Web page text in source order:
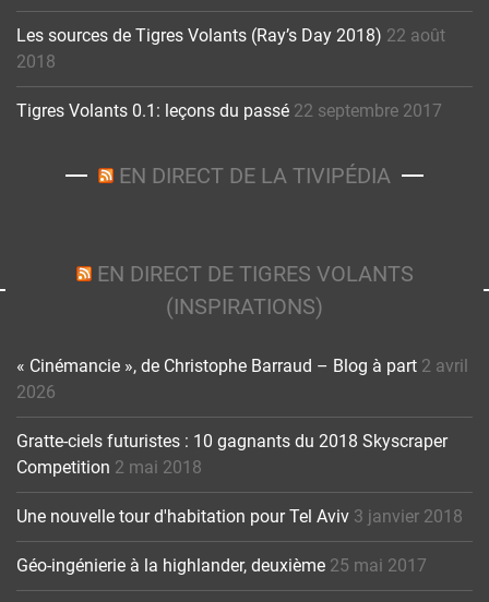
Les sources de Tigres Volants (Ray’s Day 2018) 22 août
2018
Tigres Volants 0.1: leçons du passé 22 septembre 2017
EN DIRECT DE LA TIVIPÉDIA
EN DIRECT DE TIGRES VOLANTS
(INSPIRATIONS)
« Cinémancie », de Christophe Barraud – Blog à part 2 avril
2026
Gratte-ciels futuristes : 10 gagnants du 2018 Skyscraper
Competition 2 mai 2018
Une nouvelle tour d'habitation pour Tel Aviv 3 janvier 2018
Géo-ingénierie à la highlander, deuxième 25 mai 2017